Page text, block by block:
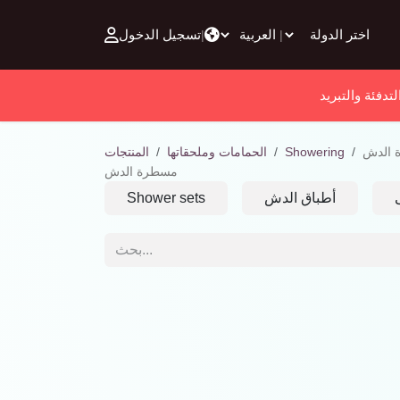
|
|تسجيل الدخول
والتبريد
المنتجات الحمامات وملحقاتها Showering
الدش
مسطرة الدش
Shower sets أطباق الدش